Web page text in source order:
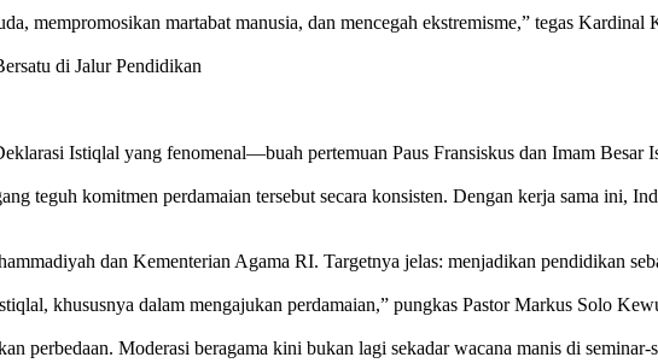
mempromosikan martabat manusia, dan mencegah ekstremisme,” tegas Kardinal
Istiqlal yang fenomenal—buah pertemuan Paus Fransiskus dan Imam Besar
teguh komitmen perdamaian tersebut secara konsisten. Dengan kerja sama ini,
dan Kementerian Agama RI. Targetnya jelas: menjadikan pendidikan
khususnya dalam mengajukan perdamaian,” pungkas Pastor Markus Solo
perbedaan. Moderasi beragama kini bukan lagi sekadar wacana manis di